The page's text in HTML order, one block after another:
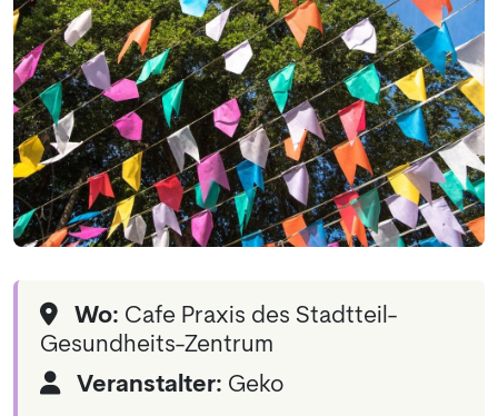
Wo: Cafe Praxis des Stadtteil-
Gesundheits-Zentrum
Veranstalter: Geko